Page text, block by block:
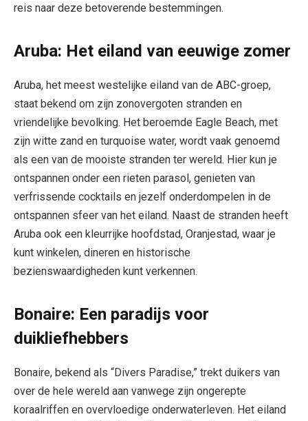
reis naar deze betoverende bestemmingen.
Aruba: Het eiland van eeuwige zomer
Aruba, het meest westelijke eiland van de ABC-groep,
staat bekend om zijn zonovergoten stranden en
vriendelijke bevolking. Het beroemde Eagle Beach, met
zijn witte zand en turquoise water, wordt vaak genoemd
als een van de mooiste stranden ter wereld. Hier kun je
ontspannen onder een rieten parasol, genieten van
verfrissende cocktails en jezelf onderdompelen in de
ontspannen sfeer van het eiland. Naast de stranden heeft
Aruba ook een kleurrijke hoofdstad, Oranjestad, waar je
kunt winkelen, dineren en historische
bezienswaardigheden kunt verkennen.
Bonaire: Een paradijs voor
duikliefhebbers
Bonaire, bekend als “Divers Paradise,” trekt duikers van
over de hele wereld aan vanwege zijn ongerepte
koraalriffen en overvloedige onderwaterleven. Het eiland